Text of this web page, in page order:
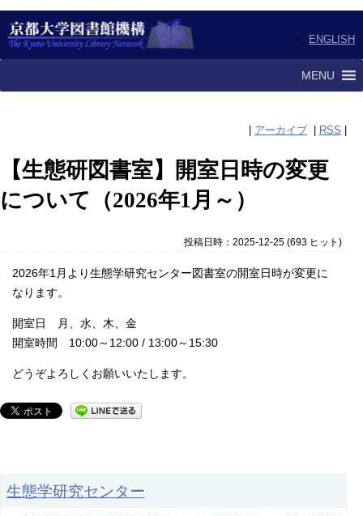
ENGLISH
MENU
アーカイブ RSS
【生態研図書室】開室日時の変更
について（2026年1月～）
投稿日時：2025-12-25(693 ヒット )
2026年1月より生態学研究センター図書室の開室日時が変更に
なります。
開室日 月、水、木、金
開室時間 10:00～12:00 / 13:00～15:30
どうぞよろしくお願いいたします。
生態学研究センター